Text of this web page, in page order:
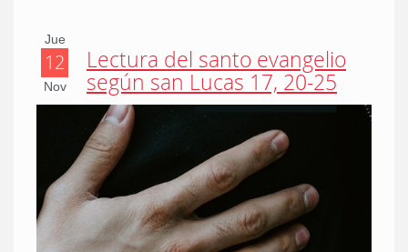
Jue
12
Nov
Lectura del santo evangelio
según san Lucas 17, 20-25